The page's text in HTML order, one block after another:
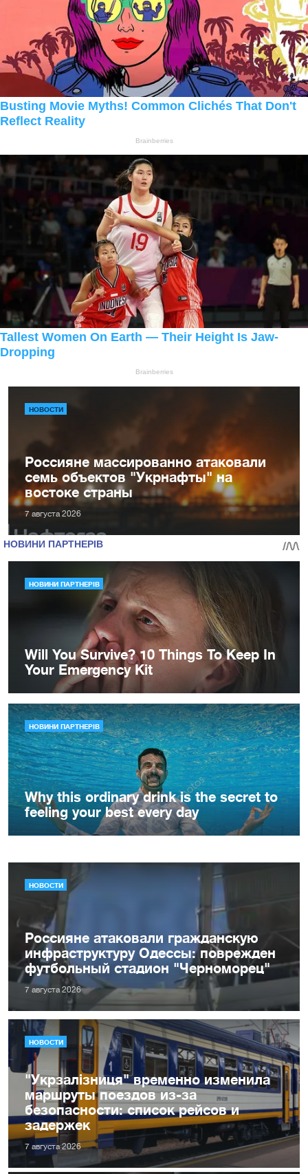
НОВОСТИ
Россияне массированно атаковали
семь объектов "Укрнафты" на
востоке страны
7 августа 2026
НОВОСТИ
Россияне атаковали гражданскую
инфраструктуру Одессы: поврежден
футбольный стадион "Черноморец"
7 августа 2026
НОВОСТИ
"Укрзалізниця" временно изменила
маршруты поездов из-за
безопасности: список рейсов и
задержек
7 августа 2026